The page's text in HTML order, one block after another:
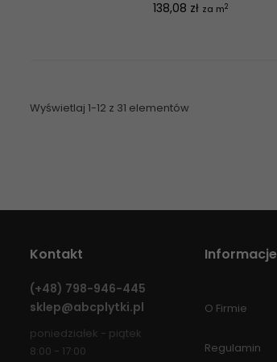
Cena
138,08 zł za m2
Wyświetlaj 1-12 z 31 elementów
Kontakt
(+48) 798-946-445
sklep@abcplytki.pl
poniedziałek - piątek
8:00 - 17:00
Informacje
O Firmie
Regulamin